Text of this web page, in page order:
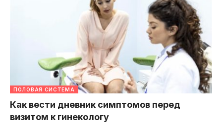
ПОЛОВАЯ СИСТЕМА
Как вести дневник симптомов перед
визитом к гинекологу